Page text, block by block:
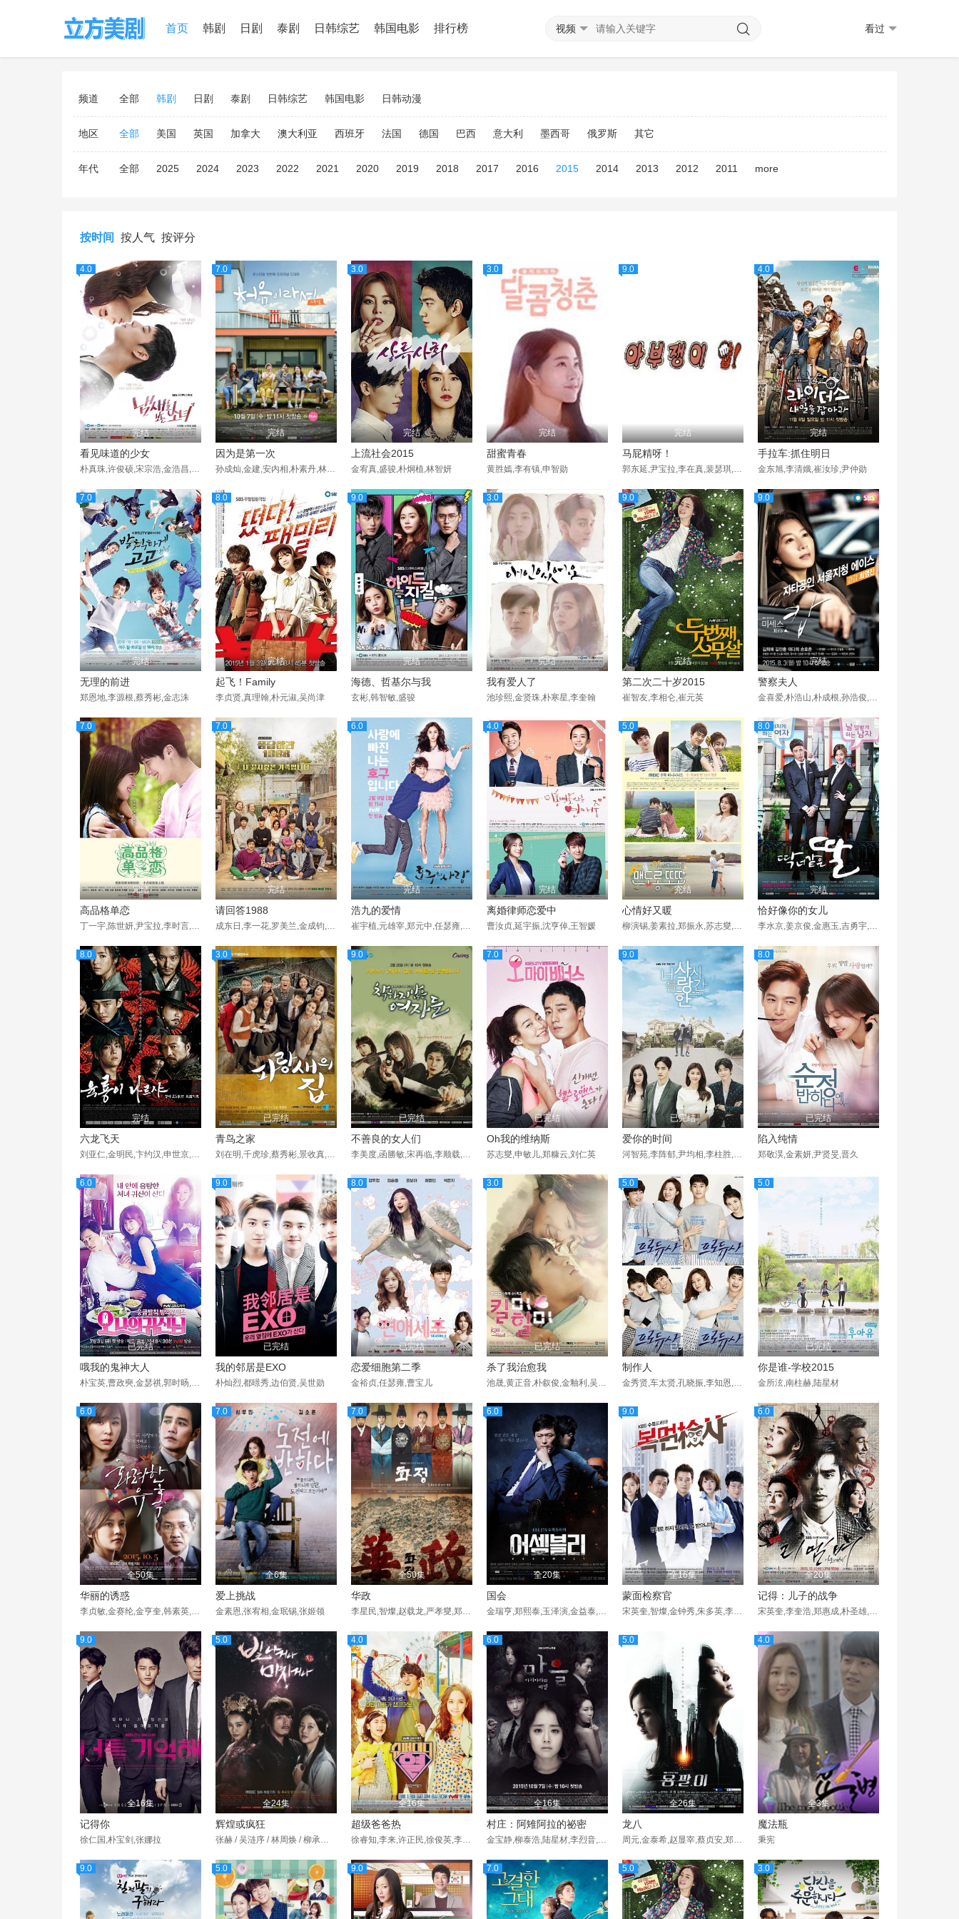
首页 韩剧 日剧 泰剧 日韩综艺 韩国电影 排行榜 视频 看过
频道 全部 韩剧 日剧 泰剧 日韩综艺 韩国电影 日韩动漫
地区 全部 美国 英国 加拿大 澳大利亚 西班牙 法国 德国 巴西 意大利 墨西哥 俄罗斯 其它
年代 全部 2025 2024 2023 2022 2021 2020 2019 2018 2017 2016 2015 2014 2013 2012 2011 more
按时间 按人气 按评分
4.0
完结
看见味道的少女
朴真珠,许俊硕,宋宗浩,金浩昌,郑贤锡,郑仁基,闵彩妍,李元宗,南宫珉,申世京,曹熙奉,金所泫,金秉玉,崔在焕,朴寒星,李正信,吴超熙,朴有天,尹珍序,南昶熙,闵俊贤,丹宇,崔泰俊
7.0
完结
因为是第一次
孙成灿,金建,安内相,朴素丹,林允儿,李伊庚,崔珉豪,
3.0
完结
上流社会2015
金宥真,盛骏,朴炯植,林智妍
3.0
完结
甜蜜青春
黄胜嫣,李有镇,申智勋
9.0
完结
马屁精呀！
郭东延,尹宝拉,李在真,裴瑟琪,河莉秀,文元俊,郑在亨
4.0
完结
手拉车:抓住明日
金东旭,李清娥,崔汝珍,尹仲勋
7.0
完结
无理的前进
郑恩地,李源根,蔡秀彬,金志洙
8.0
完结
起飞！Family
李贞贤,真理翰,朴元淑,吴尚津
9.0
完结
海德、哲基尔与我
玄彬,韩智敏,盛骏
3.0
完结
我有爱人了
池珍熙,金贤珠,朴寒星,李奎翰
9.0
完结
第二次二十岁2015
崔智友,李相仑,崔元英
9.0
完结
警察夫人
金喜爱,朴浩山,朴成根,孙浩俊,许政度,杨贤民,韩在英,申素率,朱多英,徐东锡,李在均,姜珉,尹勇贤,李时媛,张仁燮,郑秀英,朴敏荷,申隣雅,李荷娜,李振权,吴超熙,张瑞京,朴勇宇,李文贞,金民钟,罗光旭,劉炯官,全世贤,李多熙,
7.0
完结
高品格单恋
丁一宇,陈世妍,尹宝拉,李时言,郑尚勋,郑敬淏,金素妍
7.0
完结
请回答1988
成东日,李一花,罗美兰,金成钧,崔武成,金善映,柳慧英,李惠利,柳俊烈,高庚杓,朴宝剑,安宰弘,李东辉,崔胜元,金秀路,李美妍,金柱赫,全美善,李世英,金英玉,朴智允,李秀卿,金太勋,朴正民,高昌锡
6.0
完结
浩九的爱情
崔宇植,元雄宰,郑元中,任瑟雍,李秀卿,韩根燮,韩业郁,崔在焕,李振权,李度妍,金幽珍,宋智仁,吴英实
4.0
完结
离婚律师恋爱中
曹汝贞,延宇振,沈亨倬,王智媛
5.0
完结
心情好又暖
柳演锡,姜素拉,郑振永,苏志燮,李成宰,金姬贞
8.0
完结
恰好像你的女儿
李水京,姜京俊,金惠玉,吉勇宇,禹喜珍,郑惠成
8.0
完结
六龙飞天
刘亚仁,金明民,卞约汉,申世京,千虎珍,尹均相,郑柔美,韩艺璃
3.0
已完结
青鸟之家
刘在明,千虎珍,蔡秀彬,景收真,郑煐禥,梁大赫,李相烨,郑元中,李正赫,郑东奎,金钟寿,金承旭,郑在顺,崔明吉,李浚赫,池南赫,韩可琳,严贤京,安斗浩
9.0
已完结
不善良的女人们
李美度,函勝敏,宋再临,李顺载,吕会铉,河智恩,李荷娜,李奎炯,陶智媛,金惠子,蔡相宇,荷承里,金知硕,孙昌敏,Kook·Ki-hoon,金东玄,池依秀,蔡时那
7.0
已完结
Oh我的维纳斯
苏志燮,申敏儿,郑糠云,刘仁英
9.0
已完结
爱你的时间
河智苑,李阵郁,尹均相,李柱胜,金明洙,秋秀贤,崔正元
8.0
已完结
陷入纯情
郑敬淏,金素妍,尹贤旻,晋久
6.0
已完结
哦我的鬼神大人
朴宝英,曹政奭,金瑟祺,郭时旸,林周焕,朴贞雅,李代延
9.0
已完结
我的邻居是EXO
朴灿烈,都暻秀,边伯贤,吴世勋
8.0
已完结
恋爱细胞第二季
金裕贞,任瑟雍,曹宝儿
3.0
已完结
杀了我治愈我
池晟,黄正音,朴叙俊,金釉利,吴珉锡
5.0
已完结
制作人
金秀贤,车太贤,孔晓振,李知恩,金钟国,罗映姫,朴赫权,艺智苑,朴喜本,金惠玉,朴钟焕,金仙雅,李柱胜,朴轸永
5.0
已完结
你是谁-学校2015
金所泫,南柱赫,陆星材
6.0
全50集
华丽的诱惑
李贞敏,金赛纶,金亨奎,韩素英,金范来,崔范浩,崔里浩,洪熙源,鄭宇植,李率求,姜文庆,车艺莲,朱相昱,李载允,金宝罗,李政宪,罗映姫,崔江熙,张元英,南柱赫,
7.0
全6集
爱上挑战
金素恩,张宥相,金珉锡,张姬领
7.0
全50集
华政
李星民,智燦,赵载龙,严孝燮,郑圭洙,张赫镇,赵贤道,大谷亮平,闵彩妍,白秀莲,黄英熙,尹灿荣,崔范浩,朴俊奎,张胜祖,金俊裴,申隣雅,韩业郁,白成铉,徐康俊,朴民洙,郑知晓,朴元尚,许廷恩,金钟寿,刘河福,全振序,车胜元,刘章英,李泰雨,裴明真,姜澯熙,李沇熹,金承旭,赵敏基,金载沅,
6.0
全20集
国会
金瑞亨,郑熙泰,玉泽演,金益泰,薛昌熙,郑在咏,闵庆珍,徐贤哲,孙秉浩,韩兑一,成志娄,崔镇浩,吉海妍,崔英,张铉诚,尹福仁,林智奎,金志珉,朴英奎,劉炯官,宋允儿,徐光载,李杭娜,闵俊贤
9.0
全16集
蒙面检察官
宋英奎,智燦,金钟秀,朱多英,李率求,申智秀,孙光业,朱相昱,全光烈,严基俊,金宣儿,崔成宰,黄善熙,河俊镐,利禹镇
6.0
全20集
记得：儿子的战争
宋英奎,李奎浩,郑惠成,朴圣雄,琴东贤,李姃垠,李诗雅,严孝燮,郑圭洙,金炳春,金昇勋,郑仁基,尹敬浩,苏熙静,韩宝贝,李元宗,金益泰,徐东锡,南宫珉,郑元中,郑侑敏,金智训,闵庆珍,郑东奎,李率求,金英熊,全光烈,金景龙,金镇宇,申在河,李时言,俞承豪,吴娜拉,全世贤,孟尚勋,朴贤淑,韩振熙,申譞洙,
9.0
全16集
记得你
徐仁国,朴宝剑,张娜拉
5.0
全24集
辉煌或疯狂
张赫 / 吴涟序 / 林周焕 / 柳承秀 / 许正民
4.0
全16集
超级爸爸热
徐睿知,李来,许正民,徐俊英,李廷九,李东健,金寶貝,崔大哲,朴柱亨,李宥利,吴东旻,俞俊洪,柳娥罗
6.0
全16集
村庄：阿雉阿拉的祕密
金宝静,柳泰浩,陆星材,李烈音,申恩庆,安瑞贤,温宙完,文根英,张熙珍,俞俊洪,朴恩硕,白恩敬,李宙儿,李昌燮,徐恩光,辛东根
5.0
全26集
龙八
周元,金泰希,赵显宰,蔡贞安,郑雄仁,裴海善,史蒂芬妮·李,赵福来,金美京,吴娜拉,文知茵,林华映,安世河,朴惠秀,金娜云,南明烈,张光,刘承睦,崔珉,崔秉默,朴贤淑
4.0
全3集
魔法瓶
秉宪
9.0 5.0 9.0 7.0 5.0 3.0